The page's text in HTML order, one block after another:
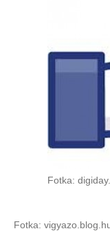
Fotka:
Fotka: